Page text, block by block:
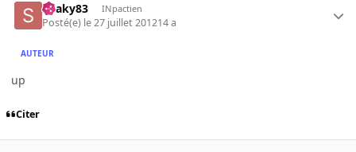
Snaky83 INpactien
Posté(e) le 27 juillet 201214 a
AUTEUR
up
Citer